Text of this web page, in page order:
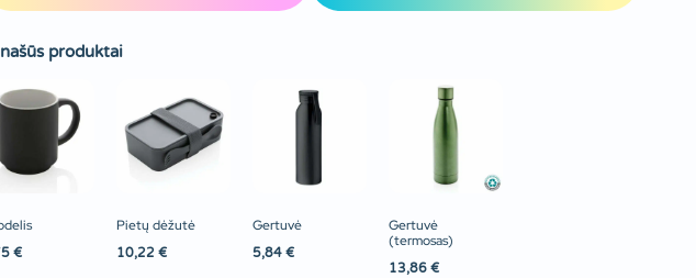
produktai
€
Pietų dėžutė
10,22 €
Gertuvė
5,84 €
Gertuvė
(termosas)
13,86 €